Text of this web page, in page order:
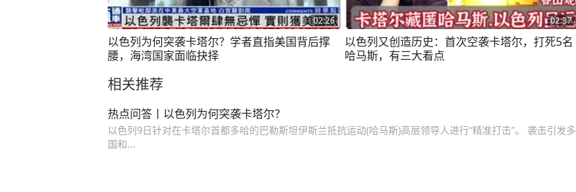
02:26
以色列为何突袭卡塔尔？学者直指美国背后撑
腰，海湾国家面临抉择
02:37
以色列又创造历史：首次空袭卡塔尔，打死5名
哈马斯，有三大看点
相关推荐
热点问答丨以色列为何突袭卡塔尔？
以色列9日针对在卡塔尔首都多哈的巴勒斯坦伊斯兰抵抗运动(哈马斯)高层领导人进行“精准打击”。 袭击引发多
国和...